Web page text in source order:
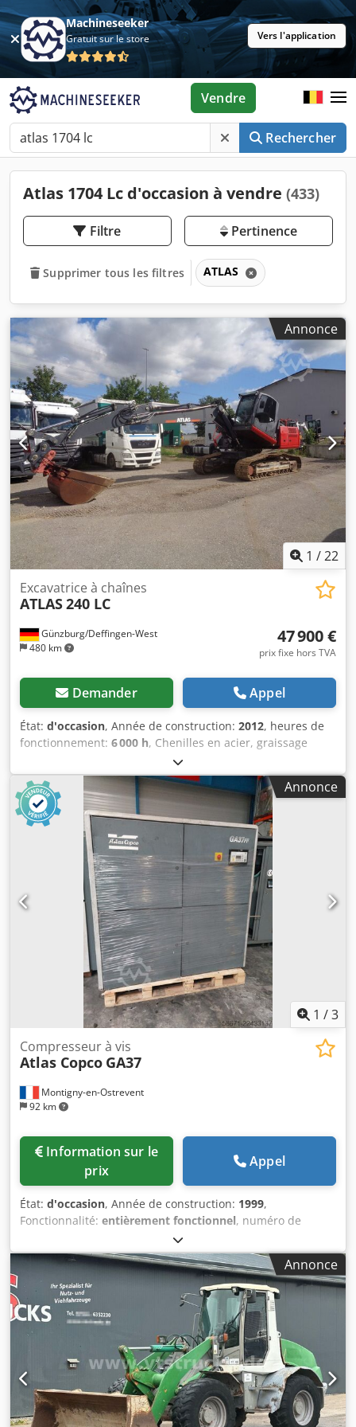
Machineseeker
Gratuit sur le store Vers l'application
Rechercher
Vendre
Atlas 1704 Lc d'occasion à vendre (433)
Filtre Pertinence
Supprimer tous les filtres ATLAS
Annonce
1 /22
Günzburg/Deffingen-West
480 km
Excavatrice à chaînes
ATLAS240 LC
47 900 €
prix fixe hors TVA
Demander Appel
État: d'occasion, Année de construction: 2012, heures de
fonctionnement: 6 000 h, Chenilles en acier, graissage
centralisé, véhicule d'occasion Chodpozhzgrefx Algoa N°
de série 3361, pelle sur chenilles Atlas 240 LC, année 2012,
heures de service : 6 000, cabine climatisée, cabine
basculante, caméra de recul, moteur diesel Cummins 6
cylindres de 125 kW, chenilles acier de 600 mm, raccords
hydrauliques pour accessoires, système de graissage
centralisé, attache rapide Lehnhoff, godet basculant
hydraulique 1 600 mm, poids : 25 100 kg. Pour toute
demande, sous réserve d’erreurs et de vente préalable.
Annonce
1 /3
Montigny-en-Ostrevent
92 km
Compresseur à vis
Atlas Copco GA37
prix
Appel
État: d'occasion, Année de construction: 1999,
Fonctionnalité: entièrement fonctionnel, numéro de
AII362754, puissance:
pression de service:7 barre, Équipement:Plaque
signalétique disponible, compresseur, système d'air
comprimé, Le compresseur lubrifié Atlas Copco GA37 est
une machine puissante et fiable, conçue pour offrir des
performances optimales dans divers environnements
industriels. Ce modèle d'occasion, avec une puissance de
37 kW, est capable de fonctionner à une pression de 7,5
bars, ce qui le rend idéal pour les applications nécessitant
une pression constante et une efficacité énergétique.
Fabriqué par Atlas Copco, un leader dans l'industrie des
solutions d'air comprimé, le GA37 est réputé pour sa
Annonce